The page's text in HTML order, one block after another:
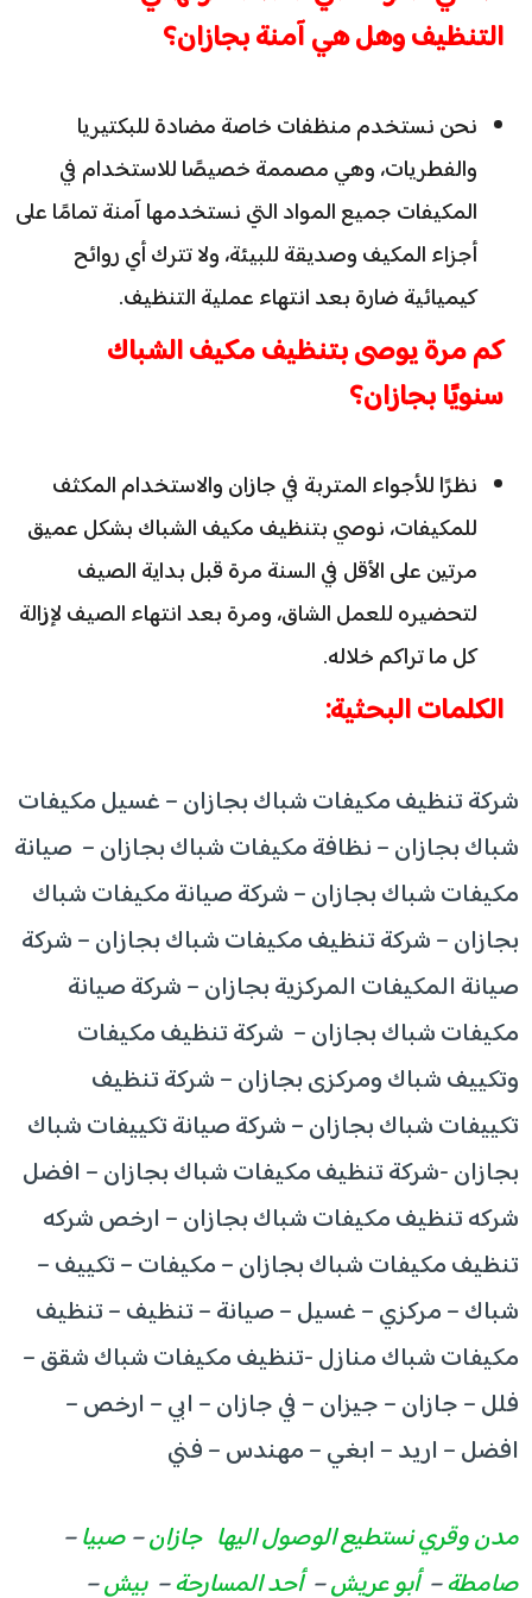
التنظيف وهل هي آمنة بجازان؟
نحن نستخدم منظفات خاصة مضادة للبكتيريا
والفطريات، وهي مصممة خصيصًا للاستخدام في
المكيفات جميع المواد التي نستخدمها آمنة تمامًا على
أجزاء المكيف وصديقة للبيئة، ولا تترك أي روائح
كيميائية ضارة بعد انتهاء عملية التنظيف.
كم مرة يوصى بتنظيف مكيف الشباك
سنويًا بجازان؟
نظرًا للأجواء المتربة في جازان والاستخدام المكثف
للمكيفات، نوصي بتنظيف مكيف الشباك بشكل عميق
مرتين على الأقل في السنة مرة قبل بداية الصيف
لتحضيره للعمل الشاق، ومرة بعد انتهاء الصيف لإزالة
كل ما تراكم خلاله.
الكلمات البحثية:
شركة تنظيف مكيفات شباك بجازان – غسيل مكيفات
شباك بجازان – نظافة مكيفات شباك بجازان – صيانة
مكيفات شباك بجازان – شركة صيانة مكيفات شباك
بجازان – شركة تنظيف مكيفات شباك بجازان – شركة
صيانة المكيفات المركزية بجازان – شركة صيانة
مكيفات شباك بجازان – شركة تنظيف مكيفات
وتكييف شباك ومركزى بجازان – شركة تنظيف
تكييفات شباك بجازان – شركة صيانة تكييفات شباك
بجازان -شركة تنظيف مكيفات شباك بجازان – افضل
شركه تنظيف مكيفات شباك بجازان – ارخص شركه
تنظيف مكيفات شباك بجازان – مكيفات – تكييف –
شباك – مركزي – غسيل – صيانة – تنظيف – تنظيف
مكيفات شباك منازل -تنظيف مكيفات شباك شقق –
فلل – جازان – جيزان – في جازان – ابي – ارخص –
افضل – اريد – ابغي – مهندس – فني
مدن وقري نستطيع الوصول اليها جازان–صبيا–
صامطة–أبو عريش–أحد المسارحة– بيش–